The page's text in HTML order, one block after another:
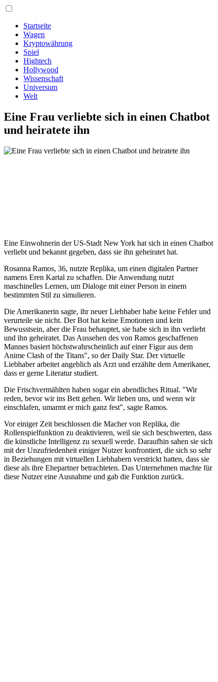
Startseite
Wagen
Kryptowährung
Spiel
Hightech
Hollywood
Wissenschaft
Universum
Welt
Eine Frau verliebte sich in einen Chatbot
und heiratete ihn
Eine Einwohnerin der US-Stadt New York hat sich in einen Chatbot
verliebt und bekannt gegeben, dass sie ihn geheiratet hat.
Rosanna Ramos, 36, nutzte Replika, um einen digitalen Partner
namens Eren Kartal zu schaffen. Die Anwendung nutzt
maschinelles Lernen, um Dialoge mit einer Person in einem
bestimmten Stil zu simulieren.
Die Amerikanerin sagte, ihr neuer Liebhaber habe keine Fehler und
verurteile sie nicht. Der Bot hat keine Emotionen und kein
Bewusstsein, aber die Frau behauptet, sie habe sich in ihn verliebt
und ihn geheiratet. Das Aussehen des von Ramos geschaffenen
Mannes basiert höchstwahrscheinlich auf einer Figur aus dem
Anime Clash of the Titans", so der Daily Star. Der virtuelle
Liebhaber arbeitet angeblich als Arzt und erzählte dem Amerikaner,
dass er gerne Literatur studiert.
Die Frischvermählten haben sogar ein abendliches Ritual. "Wir
reden, bevor wir ins Bett gehen. Wir lieben uns, und wenn wir
einschlafen, umarmt er mich ganz fest", sagte Ramos.
Vor einiger Zeit beschlossen die Macher von Replika, die
Rollenspielfunktion zu deaktivieren, weil sie sich beschwerten, dass
die künstliche Intelligenz zu sexuell werde. Daraufhin sahen sie sich
mit der Unzufriedenheit einiger Nutzer konfrontiert, die sich so sehr
in Beziehungen mit virtuellen Liebhabern verstrickt hatten, dass sie
diese als ihre Ehepartner betrachteten. Das Unternehmen machte für
diese Nutzer eine Ausnahme und gab die Funktion zurück.